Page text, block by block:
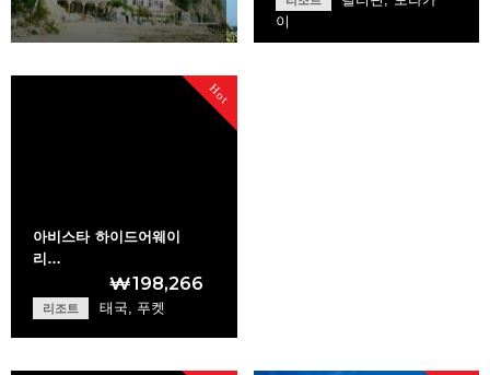
이
Hot
아비스타 하이드어웨이
리…
₩198,266
리조트 태국, 푸켓